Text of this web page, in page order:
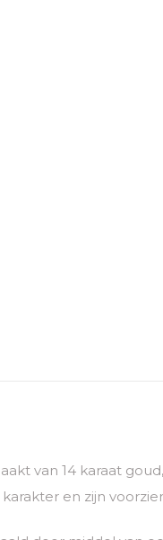
van 14 karaat
en zijn